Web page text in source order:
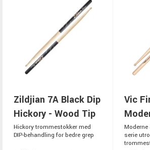
Zildjian 7A Black Dip
Hickory - Wood Tip
Hickory trommestokker med
DIP-behandling for bedre grep
Vic
Moderne
serie